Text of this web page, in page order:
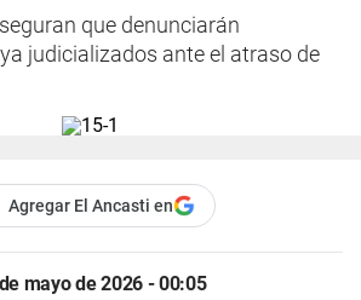
que denunciarán
judicializados ante el atraso de
Agregar El Ancasti en
mayo de 2026 - 00:05